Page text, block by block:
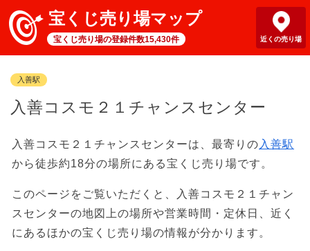
宝くじ売り場マップ
宝くじ売り場の登録件数15,430件 近くの売り場
入善駅
入善コスモ２１チャンスセンター
入善コスモ２１チャンスセンターは、最寄りの 入善駅
から徒歩約18分の場所にある宝くじ売り場です。
このページをご覧いただくと、入善コスモ２１チャン
スセンターの地図上の場所や営業時間・定休日、近く
にあるほかの宝くじ売り場の情報が分かります。